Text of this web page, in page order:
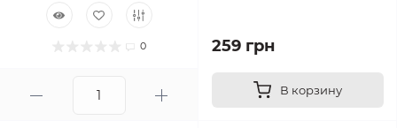
0 259 грн
В корзину